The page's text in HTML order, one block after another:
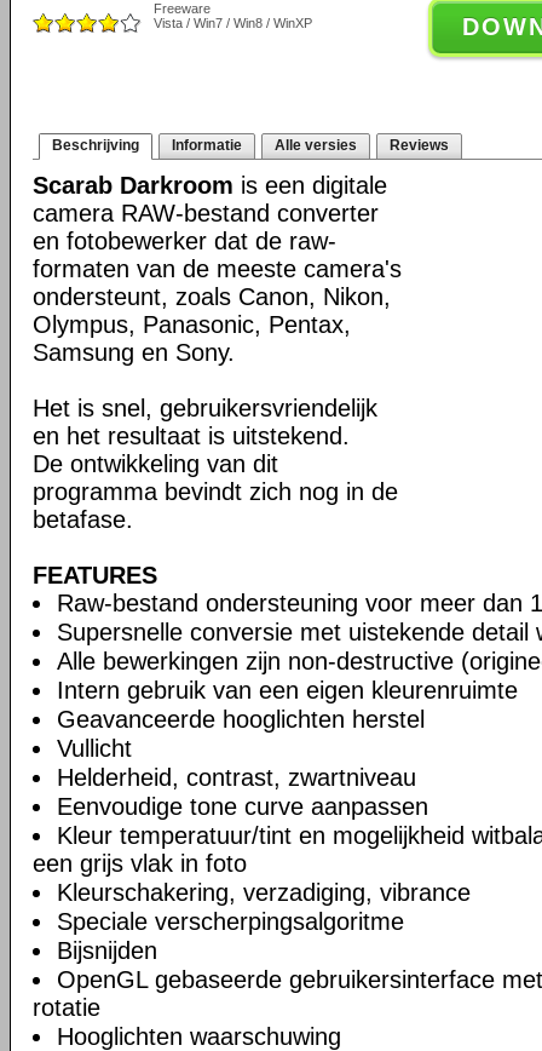
Freeware
Vista / Win7 / Win8 / WinXP
Beschrijving Informatie Alle versies Reviews
Scarab Darkroom is een digitale
camera RAW-bestand converter
en fotobewerker dat de raw-
formaten van de meeste camera's
ondersteunt, zoals Canon, Nikon,
Olympus, Panasonic, Pentax,
Samsung en Sony.
Het is snel, gebruikersvriendelijk
en het resultaat is uitstekend.
De ontwikkeling van dit
programma bevindt zich nog in de
betafase.
FEATURES
Raw-bestand ondersteuning voor meer dan
Supersnelle conversie met uistekende detail
Alle bewerkingen zijn non-destructive
Intern gebruik van een eigen kleurenruimte
Geavanceerde hooglichten herstel
Vullicht
Helderheid, contrast, zwartniveau
Eenvoudige tone curve aanpassen
Kleur temperatuur/tint en mogelijkheid
een grijs vlak in foto
Kleurschakering, verzadiging, vibrance
Speciale verscherpingsalgoritme
Bijsnijden
OpenGL gebaseerde gebruikersinterface
rotatie
Hooglichten waarschuwing